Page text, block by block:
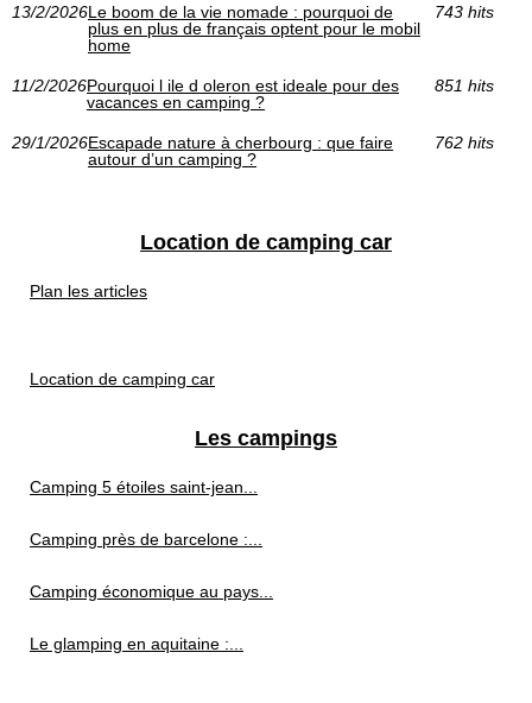
13/2/2026Le boom de la vie nomade : pourquoi de
plus en plus de français optent pour le mobil
home
743 hits
11/2/2026Pourquoi l ile d oleron est ideale pour des
vacances en camping ?
851 hits
29/1/2026Escapade nature à cherbourg : que faire
autour d’un camping ?
762 hits
Location de camping car
Plan les articles
Location de camping car
Les campings
Camping 5 étoiles saint-jean...
Camping près de barcelone :...
Camping économique au pays...
Le glamping en aquitaine :...